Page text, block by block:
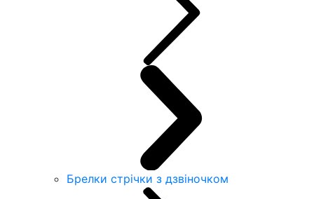
Брелки стрічки з дзвіночком